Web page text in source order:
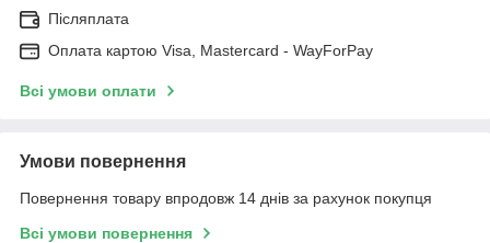
Післяплата
Оплата картою Visa, Mastercard - WayForPay
Всі умови оплати
Умови повернення
Повернення товару впродовж 14 днів за рахунок покупця
Всі умови повернення